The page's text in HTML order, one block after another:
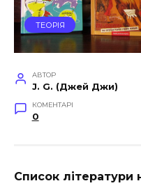
ТЕОРІЯ
АВТОР
J. G. (Джей Джи)
КОМЕНТАРІ
0
Список літератури